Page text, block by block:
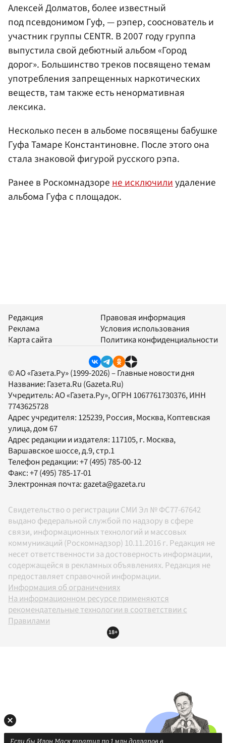
Алексей Долматов, более известный
под псевдонимом Гуф, — рэпер, сооснователь и
участник группы CENTR. В 2007 году группа
выпустила свой дебютный альбом «Город
дорог». Большинство треков посвящено темам
употребления запрещенных наркотических
веществ, там также есть ненормативная
лексика.
Несколько песен в альбоме посвящены бабушке
Гуфа Тамаре Константиновне. После этого она
стала знаковой фигурой русского рэпа.
Ранее в Роскомнадзорене исключилиудаление
альбома Гуфа с площадок.
Редакция
Реклама
Карта сайта
Правовая информация
Условия использования
Политика конфиденциальности
© АО «Газета.Ру» (1999-2026) – Главные новости дня
Название: Газета.Ru (Gazeta.Ru)
Учредитель:АО «Газета.Ру», ОГРН 1067761730376, ИНН
7743625728
Адрес учредителя: 125239, Россия, Москва, Коптевская
улица, дом 67
Адрес редакции и издателя: 117105, г. Москва,
Варшавское шоссе, д.9, стр.1
Телефон редакции:+7 (495) 785-00-12
Факс:+7 (495) 785-17-01
Электронная почта: gazeta@gazeta.ru
Свидетельство о регистрации СМИ Эл № ФС77-67642
выдано федеральной службой по надзору в сфере
связи, информационных технологий и массовых
коммуникаций (Роскомнадзор) 10.11.2016 г. Редакция не
несет ответственности за достоверность информации,
содержащейся в рекламных объявлениях. Редакция не
предоставляет справочной информации.
Информация об ограничениях
На информационном ресурсе применяются
рекомендательные технологии в соответствии с
Правилами
18+
Если бы Илон Маск тратил по 1 млн долларов в